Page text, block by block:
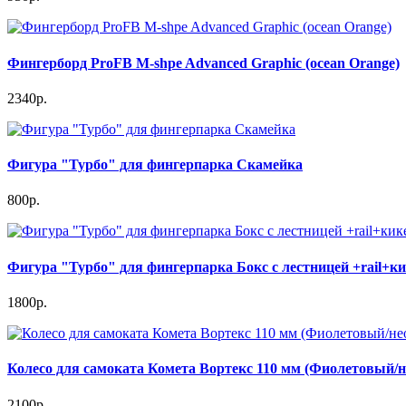
Фингерборд ProFB М-shpe Advanced Graphic (ocean Orange)
2340р.
Фигура "Турбо" для фингерпарка Скамейка
800р.
Фигура "Турбо" для фингерпарка Бокс с лестницей
1800р.
Колесо для самоката Комета Вортекс 110 мм (Фиолетовый/